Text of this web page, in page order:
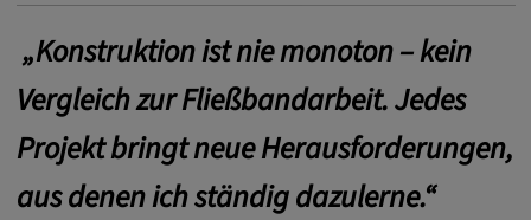
„Konstruktion ist nie monoton – kein
Vergleich zur Fließbandarbeit. Jedes
Projekt bringt neue Herausforderungen,
aus denen ich ständig dazulerne.“
VISITOR_INFO1_LIVE wird genutzt, um
zu beheben. YSC wird von YouTube
verwendet, um Nutzereingaben zu speichern
und sie den Aktionen eines Nutzers
zuzuordnen.
Cookie Laufzeit: